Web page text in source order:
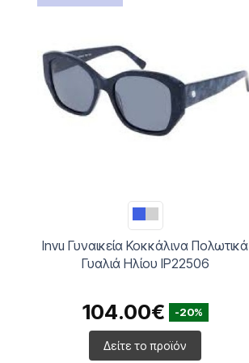
Invu Γυναικεία Κοκκάλινα Πολωτικά
Γυαλιά Ηλίου IP22506
104.00€ -20%
Δείτε το προϊόν